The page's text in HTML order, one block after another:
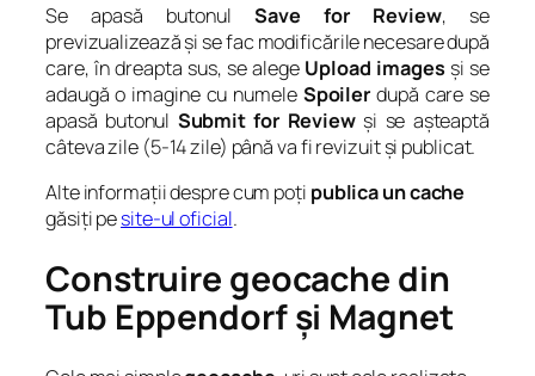
Se apasă butonulSave for Review, se
previzualizează și se fac modificările necesare după
care, în dreapta sus, se alege Upload images și se
adaugă o imagine cu numele Spoiler după care se
apasă butonul Submit for Review și se așteaptă
câteva zile (5-14 zile) până va fi revizuit și publicat.
Alte informații despre cum poți publica un cache
găsiți pesite-ul oficial.
Construire geocache din
Tub Eppendorf și Magnet